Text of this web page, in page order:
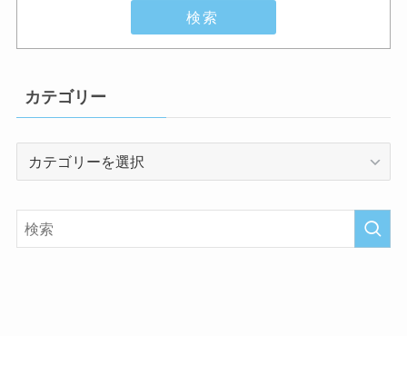
検索
カテゴリー
リ
ー